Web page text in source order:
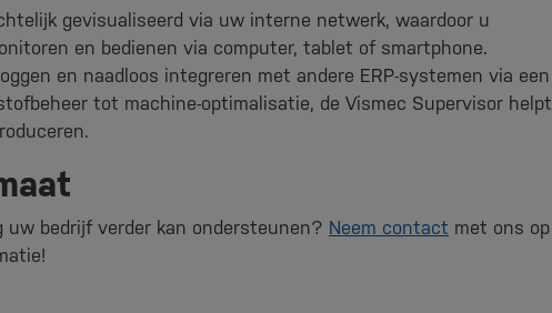
gevisualiseerd via uw interne netwerk, waardoor u
en bedienen via computer, tablet of smartphone.
en naadloos integreren met andere ERP-systemen via een
tot machine-optimalisatie, de Vismec Supervisor helpt
uw bedrijf verder kan ondersteunen? Neem contact met ons op